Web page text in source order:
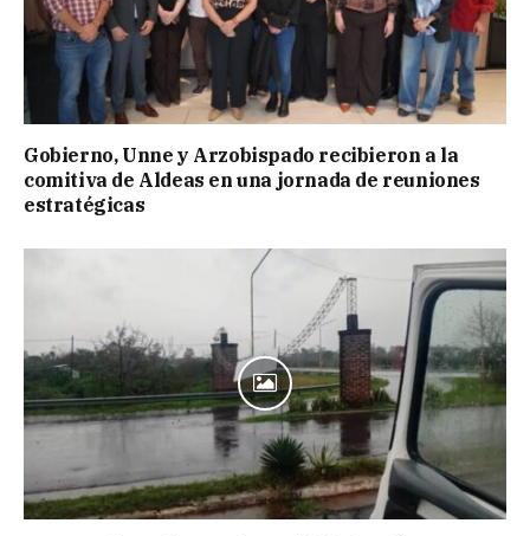
Gobierno, Unne y Arzobispado recibieron a la
comitiva de Aldeas en una jornada de reuniones
estratégicas